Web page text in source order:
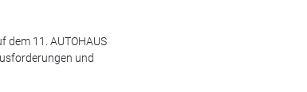
11. AUTOHAUS
und